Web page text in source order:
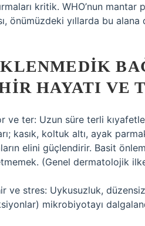
kritik. WHO’nun
önümüzdeki yıllarda bu
HAYATI VE
ve ter: Uzun süre terli
kasık, koltuk altı, ayak
elini güçlendirir. Basit
(Genel dermatolojik
ve stres: Uykusuzluk,
mikrobiyotayı